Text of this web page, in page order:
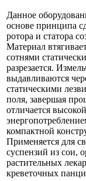
Данное
основе принципа
ротора и статора
Материал
сотнями
разрезается.
выдавливаются
статическими
поля, завершая
отличается
компактной
Применяется для
суспензий из сои,
растительных
креветочных